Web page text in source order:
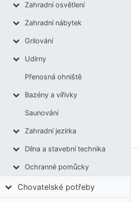
Zahradní osvětlení
Zahradní nábytek
Grilování
Udírny
Přenosná ohniště
Bazény a vířivky
Saunování
Zahradní jezírka
Dílna a stavební technika
Ochranné pomůcky
Chovatelské potřeby